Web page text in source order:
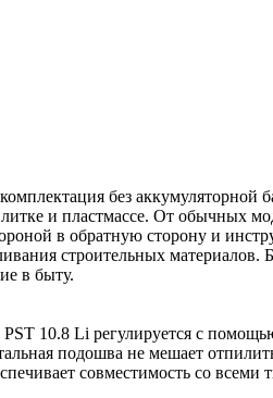
без аккумуляторной
и пластмассе. От обычных
в обратную сторону и
строительных
в быту.
10.8 Li регулируется с
подошва не мешает
совместимость со